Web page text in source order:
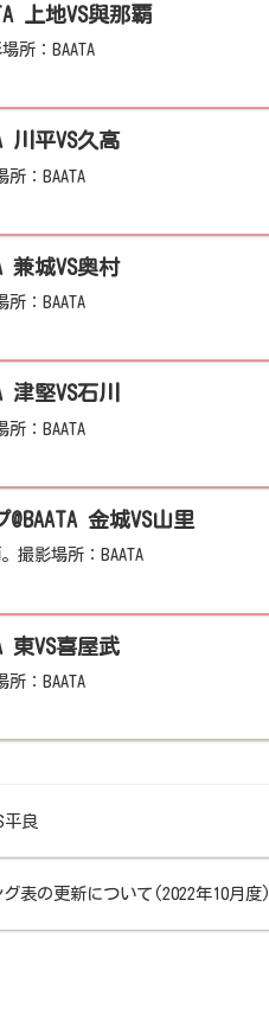
2024年7月度 BCL大会@BAATA 上地VS與那覇
所：BAATA
川平VS久高
：BAATA
兼城VS奥村
：BAATA
津堅VS石川
：BAATA
金城VS山里
撮影場所：BAATA
東VS喜屋武
：BAATA
平良
グ表の更新について(2022年10月度)